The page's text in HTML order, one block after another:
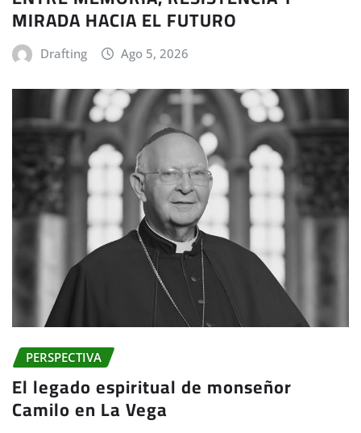
MIRADA HACIA EL FUTURO
Drafting Ago 5, 2026
PERSPECTIVA
El legado espiritual de monseñor
Camilo en La Vega